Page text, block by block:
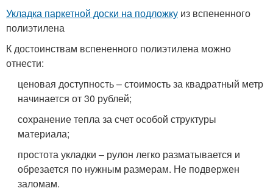
Укладка паркетной доски на подложку из вспененного
полиэтилена
К достоинствам вспененного полиэтилена можно
отнести:
ценовая доступность – стоимость за квадратный метр
начинается от 30 рублей;
сохранение тепла за счет особой структуры
материала;
простота укладки – рулон легко разматывается и
обрезается по нужным размерам. Не подвержен
заломам.